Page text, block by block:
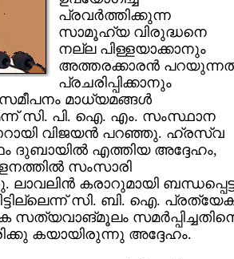
പ്രവര്‍ത്തിക്കുന്ന
സാമൂഹ്യ വിരുദ്ധനെ
നല്ല പിള്ളയാക്കാനും
അത്തരക്കാരന്‍
പ്രചരിപ്പിക്കാനും
മാധ്യമങ്ങള്‍
സി. പി. ഐ. എം. സംസ്ഥാന
വിജയന്‍ പറഞ്ഞു. ഹ്രസ്വ
ദുബായില്‍ എത്തിയ അദ്ദേഹം,
സംസാരി
കരാറുമായി
സി. ബി. ഐ.
സത്യവാങ്മൂലം
കയായിരുന്നു അദ്ദേഹം.